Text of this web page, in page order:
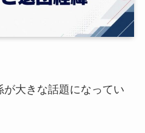
大きな話題になってい